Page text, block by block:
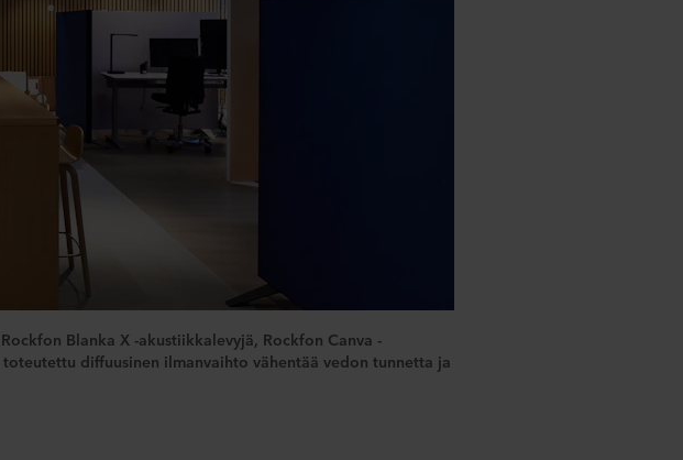
Blanka X -akustiikkalevyjä, Rockfon Canva -
diffuusinen ilmanvaihto vähentää vedon tunnetta ja